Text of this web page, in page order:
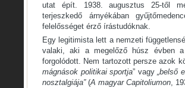
utat épít. 1938. augusztus 25-től
terjeszkedő árnyékában
felelősséget érző írástudóknak.
Egy legitimista lett a nemzeti
valaki, aki a megelőző húsz évben a
forgolódott. Nem tartozott persze azok
mágnások politikai sportja” vagy„belső
nosztalgiája”(A magyar Capitoliumon,